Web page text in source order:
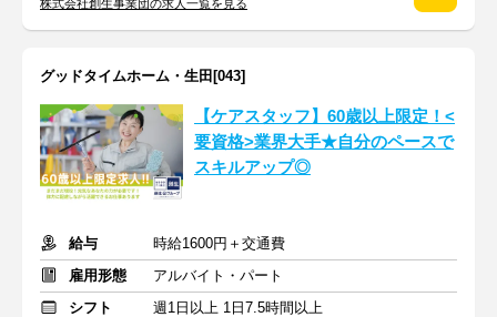
株式会社創生事業団の求人一覧を見る
グッドタイムホーム・生田[043]
【ケアスタッフ】60歳以上限定！<
要資格>業界大手★自分のペースで
スキルアップ◎
給与
時給1600円＋交通費
雇用形態
アルバイト・パート
シフト
週1日以上 1日7.5時間以上